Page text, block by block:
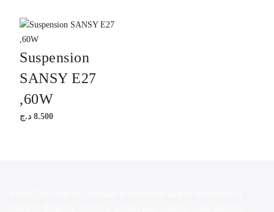
Suspension
SANSY E27
,60W
8.500 د.ج